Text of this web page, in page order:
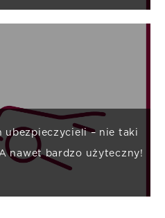
ubezpieczycieli – nie taki
nawet bardzo użyteczny!